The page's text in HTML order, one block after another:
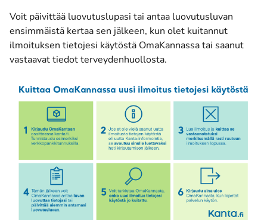
Voit päivittää luovutuslupasi tai antaa luovutusluvan
ensimmäistä kertaa sen jälkeen, kun olet kuitannut
ilmoituksen tietojesi käytöstä OmaKannassa tai saanut
vastaavat tiedot terveydenhuollosta.